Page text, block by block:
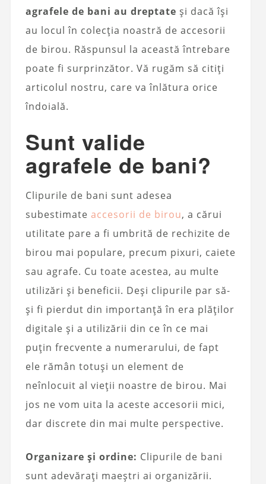
agrafele de bani au dreptate și dacă își
au locul în colecția noastră de accesorii
de birou. Răspunsul la această întrebare
poate fi surprinzător. Vă rugăm să citiți
articolul nostru, care va înlătura orice
îndoială.
Sunt valide
agrafele de bani?
Clipurile de bani sunt adesea
subestimate accesorii de birou, a cărui
utilitate pare a fi umbrită de rechizite de
birou mai populare, precum pixuri, caiete
sau agrafe. Cu toate acestea, au multe
utilizări și beneficii. Deși clipurile par să-
și fi pierdut din importanță în era plăților
digitale și a utilizării din ce în ce mai
puțin frecvente a numerarului, de fapt
ele rămân totuși un element de
neînlocuit al vieții noastre de birou. Mai
jos ne vom uita la aceste accesorii mici,
dar discrete din mai multe perspective.
Organizare și ordine: Clipurile de bani
sunt adevărați maeștri ai organizării.